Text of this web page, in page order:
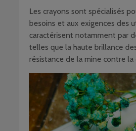
Les crayons sont spécialisés
besoins et aux exigences des
caractérisent notamment par
telles que la haute brillance
résistance de la mine contre la